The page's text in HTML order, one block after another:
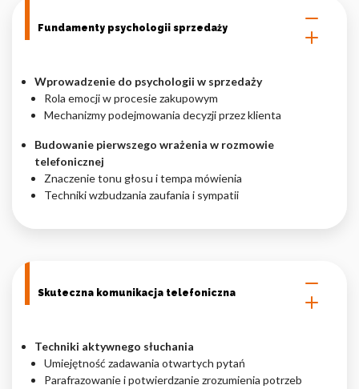
Fundamenty psychologii sprzedaży
Wprowadzenie do psychologii w sprzedaży
Rola emocji w procesie zakupowym
Mechanizmy podejmowania decyzji przez klienta
Budowanie pierwszego wrażenia w rozmowie
telefonicznej
Znaczenie tonu głosu i tempa mówienia
Techniki wzbudzania zaufania i sympatii
Skuteczna komunikacja telefoniczna
Techniki aktywnego słuchania
Umiejętność zadawania otwartych pytań
Parafrazowanie i potwierdzanie zrozumienia potrzeb
Nieklasyfikowane pliki cookie, to pliki, które są w procesie
klasyfikowania, wraz z dostawcami poszczególnych ciasteczek.
Odrzuć
Zapisz moje preferencje
Akceptuj wszystko